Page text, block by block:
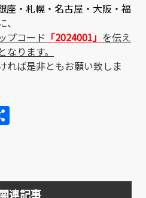
座・札幌・名古屋・大阪・福
プコード 「2024001」 を伝え
ります。
れば是非ともお願い致しま
連記事